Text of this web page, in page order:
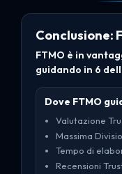
Conclusione:
FTMO è in
guidando in 6
Dove FTMO
Valutazione
Massima
Tempo di
Recensioni